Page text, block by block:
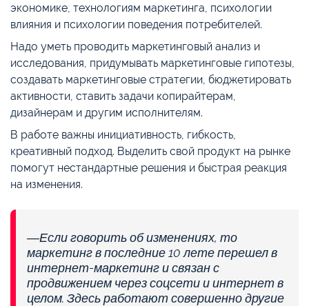
экономике, технологиям маркетинга, психологии
влияния и психологии поведения потребителей.
Надо уметь проводить маркетинговый анализ и
исследования, придумывать маркетинговые гипотезы,
создавать маркетинговые стратегии, бюджетировать
активности, ставить задачи копирайтерам,
дизайнерам и другим исполнителям.
В работе важны инициативность, гибкость,
креативный подход. Выделить свой продукт на рынке
помогут нестандартные решения и быстрая реакция
на изменения.
—Если говорить об изменениях, то
маркетинг в последние 10 лете перешел в
интернет-маркетинг и связан с
продвижением через соцсети и интернет в
целом. Здесь работают совершенно другие